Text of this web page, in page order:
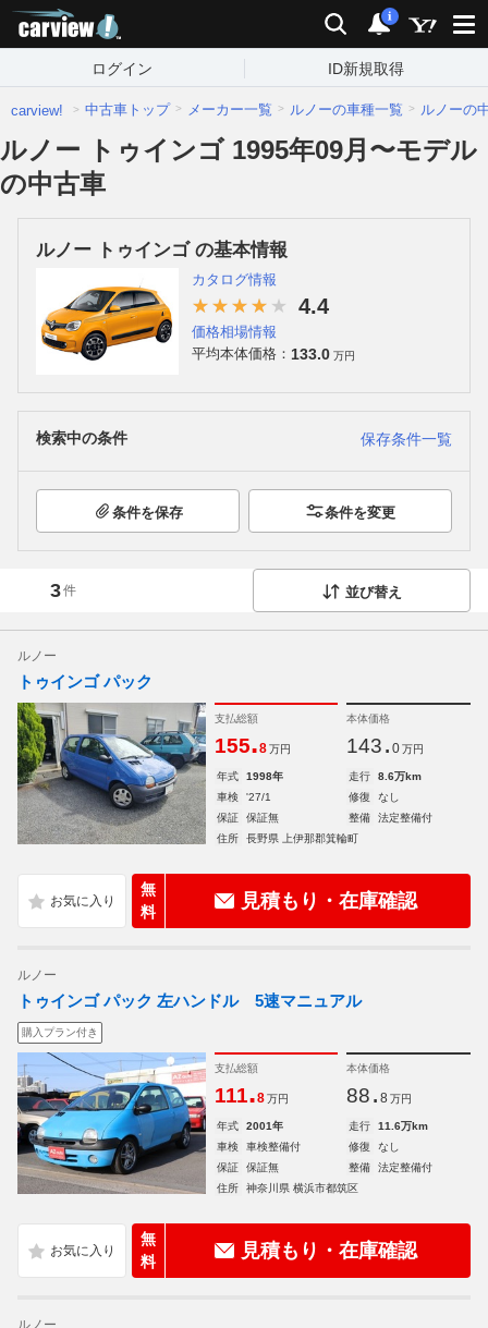
検索 通知
i
ログイン ID新規取得
carview! 中古車トップ メーカー一覧 ルノーの車種一覧 ルノーの
ルノー トゥインゴ 1995年09月〜モデル
の中古車
ルノー トゥインゴ の基本情報
カタログ情報
4.4
価格相場情報
平均本体価格： 133.0 万円
検索中の条件 保存条件一覧
条件を保存 条件を変更
3件 並び替え
ルノー
トゥインゴ パック
支払総額
155.8 万円
本体価格
143. 0 万円
年式 1998年 走行
8.6万km
車検
'27/1 修復
なし
保証
保証無 整備
法定整備付
住所
長野県 上伊那郡箕輪町
無
料
見積もり・在庫確認
ルノー
トゥインゴ パック 左ハンドル 5速マニュアル
購入プラン付き
支払総額
111.8 万円
本体価格
88. 8 万円
年式 2001年 走行
11.6万km
車検
車検整備付 修復
なし
保証
保証無 整備
法定整備付
住所
神奈川県 横浜市都筑区
無
料
見積もり・在庫確認